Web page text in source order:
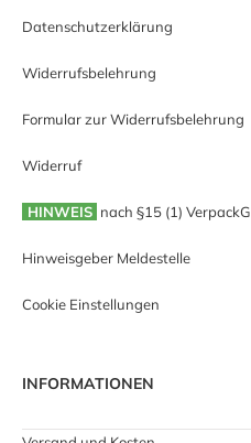
Datenschutzerklärung
Widerrufsbelehrung
Formular zur Widerrufsbelehrung
Widerruf
HINWEIS nach §15 (1) VerpackG
Hinweisgeber Meldestelle
Cookie Einstellungen
INFORMATIONEN